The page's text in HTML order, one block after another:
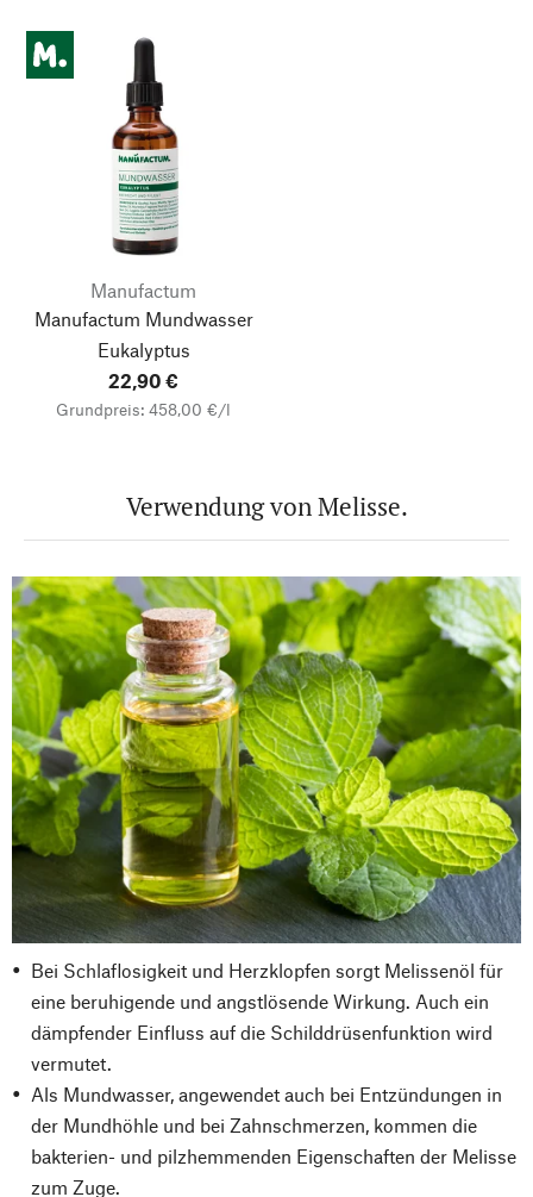
Manufactum
Manufactum Mundwasser
Eukalyptus
22,90 €
Grundpreis: 458,00 €/l
Verwendung von Melisse.
Bei Schlaflosigkeit und Herzklopfen sorgt Melissenöl für
eine beruhigende und angstlösende Wirkung. Auch ein
dämpfender Einfluss auf die Schilddrüsenfunktion wird
vermutet.
Als Mundwasser, angewendet auch bei Entzündungen in
der Mundhöhle und bei Zahnschmerzen, kommen die
bakterien- und pilzhemmenden Eigenschaften der Melisse
zum Zuge.